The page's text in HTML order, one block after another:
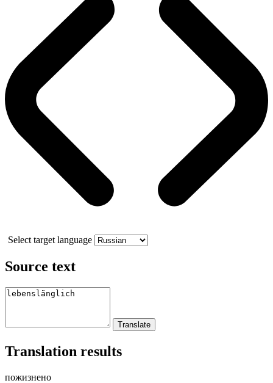
Select target language
Source text
Translation results
пожизнено